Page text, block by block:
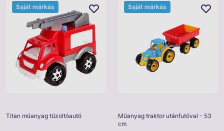
Titan műanyag tűzoltóautó
Saját márkás
Műanyag traktor utánfutóval - 53
cm
Saját márkás